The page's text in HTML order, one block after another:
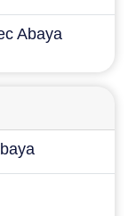
Abaya